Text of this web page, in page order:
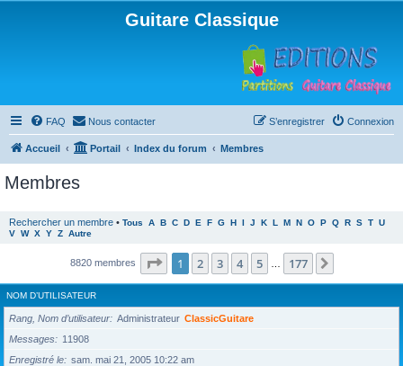
Guitare Classique
FAQ Nous contacter Connexion
S’enregistrer
Accueil Portail Index du forum Membres
Membres
Rechercher un membre • Tous A B C D E F G H I J K L M N O P Q R S T U
V W X Y Z Autre
8820 membres Page 1sur177
1 2 3 4 5 177
NOM D’UTILISATEUR
Rang, Nom d’utilisateur Administrateur ClassicGuitare
Messages
11908
Enregistré le
sam. mai 21, 2005 10:22 am